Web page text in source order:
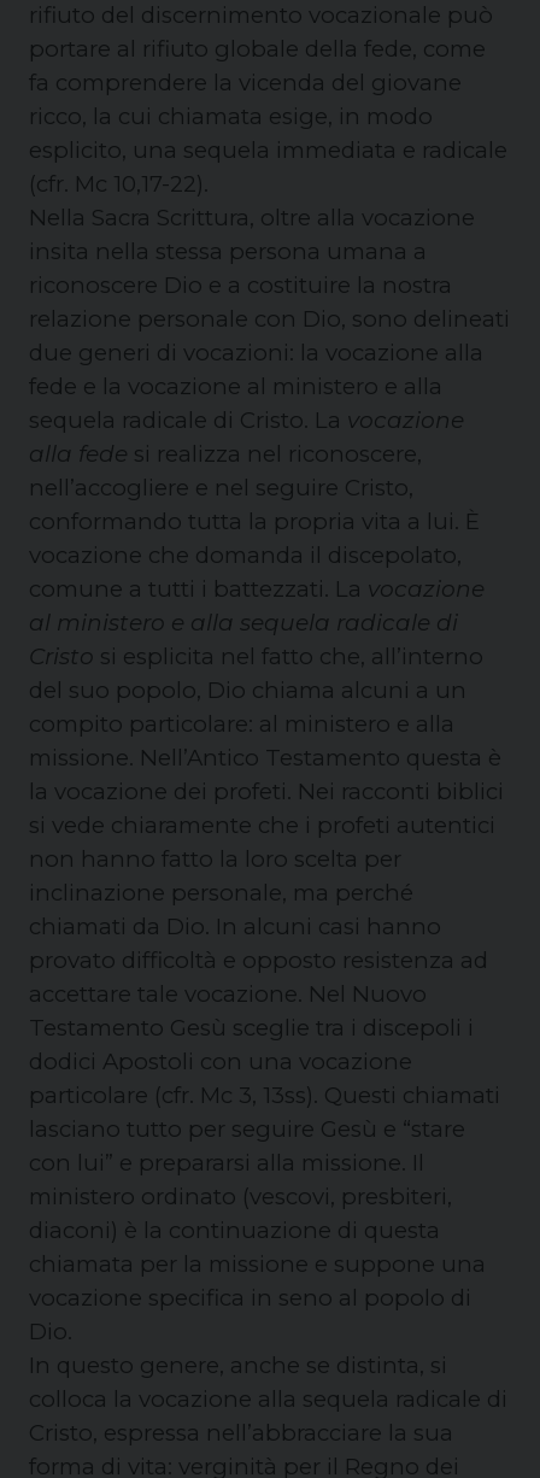
rifiuto del discernimento vocazionale può
portare al rifiuto globale della fede, come
fa comprendere la vicenda del giovane
ricco, la cui chiamata esige, in modo
esplicito, una sequela immediata e radicale
(cfr. Mc 10,17-22).
Nella Sacra Scrittura, oltre alla vocazione
insita nella stessa persona umana a
riconoscere Dio e a costituire la nostra
relazione personale con Dio, sono delineati
due generi di vocazioni: la vocazione alla
fede e la vocazione al ministero e alla
sequela radicale di Cristo. La vocazione
alla fede si realizza nel riconoscere,
nell’accogliere e nel seguire Cristo,
conformando tutta la propria vita a lui. È
vocazione che domanda il discepolato,
comune a tutti i battezzati. La vocazione
al ministero e alla sequela radicale di
Cristo si esplicita nel fatto che, all’interno
del suo popolo, Dio chiama alcuni a un
compito particolare: al ministero e alla
missione. Nell’Antico Testamento questa è
la vocazione dei profeti. Nei racconti biblici
si vede chiaramente che i profeti autentici
non hanno fatto la loro scelta per
inclinazione personale, ma perché
chiamati da Dio. In alcuni casi hanno
provato difficoltà e opposto resistenza ad
accettare tale vocazione. Nel Nuovo
Testamento Gesù sceglie tra i discepoli i
dodici Apostoli con una vocazione
particolare (cfr. Mc 3, 13ss). Questi chiamati
lasciano tutto per seguire Gesù e “stare
con lui” e prepararsi alla missione. Il
ministero ordinato (vescovi, presbiteri,
diaconi) è la continuazione di questa
chiamata per la missione e suppone una
vocazione specifica in seno al popolo di
Dio.
In questo genere, anche se distinta, si
colloca la vocazione alla sequela radicale di
Cristo, espressa nell’abbracciare la sua
forma di vita: verginità per il Regno dei